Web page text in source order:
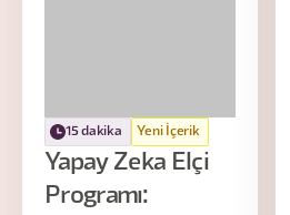
15 dakika Yeni İçerik
Yapay Zeka Elçi
Programı: